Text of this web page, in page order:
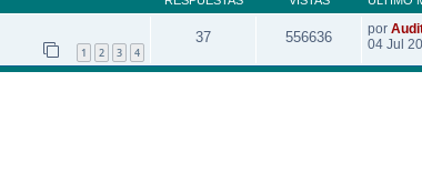
1 2 3 4
37 556636 por
04 Jul